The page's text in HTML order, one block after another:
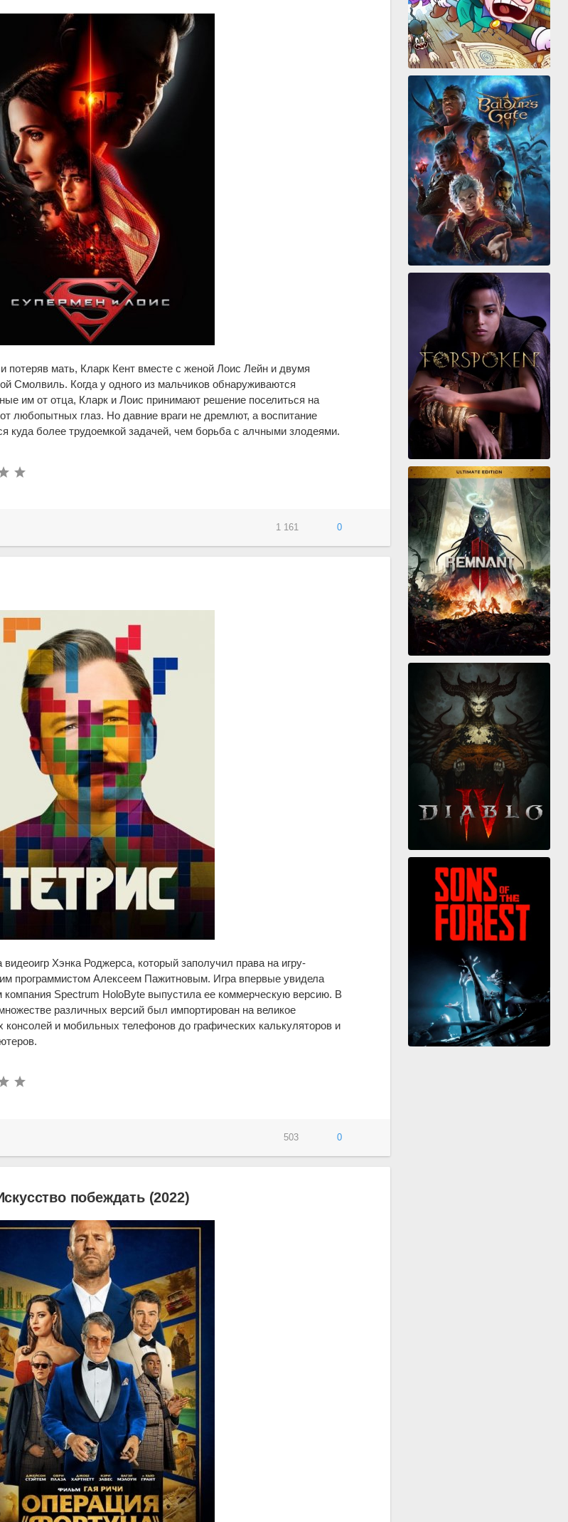
мать, Кларк Кент вместе с женой Лоис Лейн и двумя
Смолвиль. Когда у одного из мальчиков обнаруживаются
им от отца, Кларк и Лоис принимают решение поселиться на
любопытных глаз. Но давние враги не дремлют, а воспитание
куда более трудоемкой задачей, чем борьба с алчными злодеями.
1 161 0
видеоигр Хэнка Роджерса, который заполучил права на игру-
программистом Алексеем Пажитновым. Игра впервые увидела
компания Spectrum HoloByte выпустила ее коммерческую версию. В
различных версий был импортирован на великое
консолей и мобильных телефонов до графических калькуляторов и
503 0
побеждать (2022)